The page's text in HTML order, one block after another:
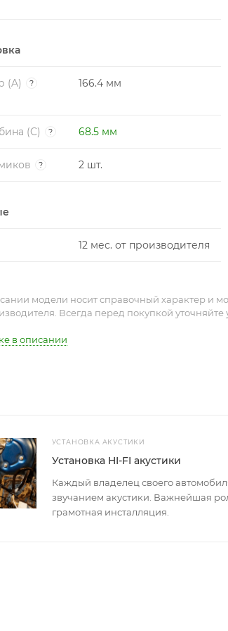
(A) ? 166.4 мм
(C) ? 68.5 мм
? 2 шт.
12 мес. от производителя
модели носит справочный характер и
Всегда перед покупкой
в описании
УСТАНОВКА АКУСТИКИ
Установка HI-FI акустики
Каждый владелец своего
звучанием акустики. Важнейшая
грамотная инсталляция.